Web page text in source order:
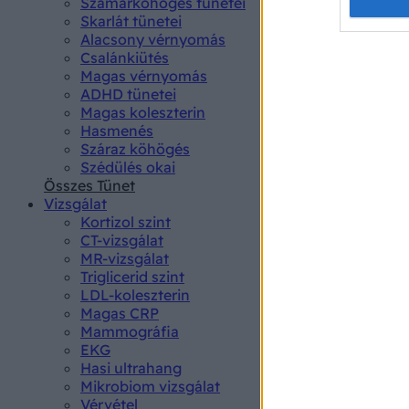
Skarlát tünetei
Alacsony vérnyomás
Csalánkiütés
Magas vérnyomás
ADHD tünetei
Magas koleszterin
Hasmenés
Száraz köhögés
Szédülés okai
Összes Tünet
Vizsgálat
Kortizol szint
CT-vizsgálat
MR-vizsgálat
Triglicerid szint
LDL-koleszterin
Magas CRP
Mammográfia
EKG
Hasi ultrahang
Mikrobiom vizsgálat
Vérvétel